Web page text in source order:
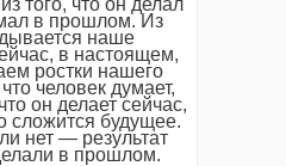
того, что он делал
в прошлом. Из
наше
в настоящем,
ростки нашего
человек думает,
он делает сейчас,
сложится будущее.
нет — результат
в прошлом.